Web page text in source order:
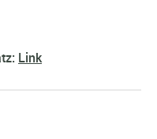
Link